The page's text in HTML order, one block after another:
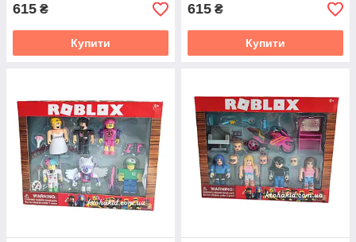
615 ₴
Купити
615 ₴
Купити